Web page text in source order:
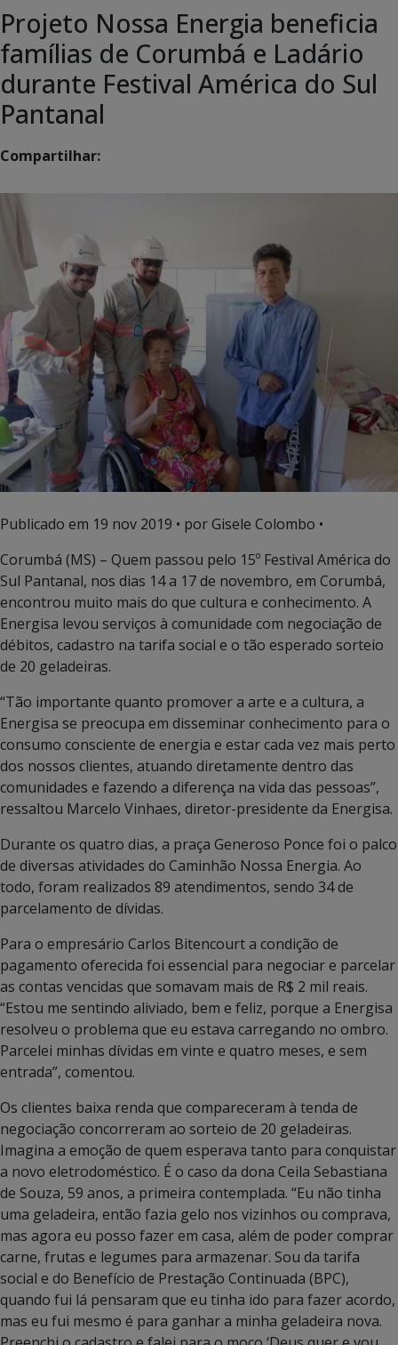
Projeto Nossa Energia beneficia
famílias de Corumbá e Ladário
durante Festival América do Sul
Pantanal
Compartilhar:
Publicado em 19 nov 2019 • por Gisele Colombo •
Corumbá (MS) – Quem passou pelo 15º Festival América do
Sul Pantanal, nos dias 14 a 17 de novembro, em Corumbá,
encontrou muito mais do que cultura e conhecimento. A
Energisa levou serviços à comunidade com negociação de
débitos, cadastro na tarifa social e o tão esperado sorteio
de 20 geladeiras.
“Tão importante quanto promover a arte e a cultura, a
Energisa se preocupa em disseminar conhecimento para o
consumo consciente de energia e estar cada vez mais perto
dos nossos clientes, atuando diretamente dentro das
comunidades e fazendo a diferença na vida das pessoas”,
ressaltou Marcelo Vinhaes, diretor-presidente da Energisa.
Durante os quatro dias, a praça Generoso Ponce foi o palco
de diversas atividades do Caminhão Nossa Energia. Ao
todo, foram realizados 89 atendimentos, sendo 34 de
parcelamento de dívidas.
Para o empresário Carlos Bitencourt a condição de
pagamento oferecida foi essencial para negociar e parcelar
as contas vencidas que somavam mais de R$ 2 mil reais.
“Estou me sentindo aliviado, bem e feliz, porque a Energisa
resolveu o problema que eu estava carregando no ombro.
Parcelei minhas dívidas em vinte e quatro meses, e sem
entrada”, comentou.
Os clientes baixa renda que compareceram à tenda de
negociação concorreram ao sorteio de 20 geladeiras.
Imagina a emoção de quem esperava tanto para conquistar
a novo eletrodoméstico. É o caso da dona Ceila Sebastiana
de Souza, 59 anos, a primeira contemplada. “Eu não tinha
uma geladeira, então fazia gelo nos vizinhos ou comprava,
mas agora eu posso fazer em casa, além de poder comprar
carne, frutas e legumes para armazenar. Sou da tarifa
social e do Benefício de Prestação Continuada (BPC),
quando fui lá pensaram que eu tinha ido para fazer acordo,
mas eu fui mesmo é para ganhar a minha geladeira nova.